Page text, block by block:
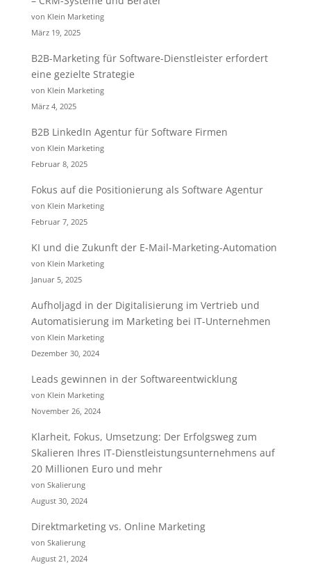
von Klein Marketing
März 19, 2025
B2B-Marketing für Software-Dienstleister erfordert
eine gezielte Strategie
von Klein Marketing
März 4, 2025
B2B LinkedIn Agentur für Software Firmen
von Klein Marketing
Februar 8, 2025
Fokus auf die Positionierung als Software Agentur
von Klein Marketing
Februar 7, 2025
KI und die Zukunft der E-Mail-Marketing-Automation
von Klein Marketing
Januar 5, 2025
Aufholjagd in der Digitalisierung im Vertrieb und
Automatisierung im Marketing bei IT-Unternehmen
von Klein Marketing
Dezember 30, 2024
Leads gewinnen in der Softwareentwicklung
von Klein Marketing
November 26, 2024
Klarheit, Fokus, Umsetzung: Der Erfolgsweg zum
Skalieren Ihres IT-Dienstleistungsunternehmens auf
20 Millionen Euro und mehr
von Skalierung
August 30, 2024
Direktmarketing vs. Online Marketing
von Skalierung
August 21, 2024